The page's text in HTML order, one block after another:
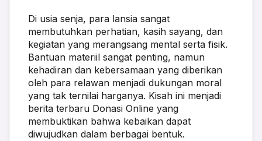
Di usia senja, para lansia sangat
membutuhkan perhatian, kasih sayang, dan
kegiatan yang merangsang mental serta fisik.
Bantuan materiil sangat penting, namun
kehadiran dan kebersamaan yang diberikan
oleh para relawan menjadi dukungan moral
yang tak ternilai harganya. Kisah ini menjadi
berita terbaru Donasi Online yang
membuktikan bahwa kebaikan dapat
diwujudkan dalam berbagai bentuk.